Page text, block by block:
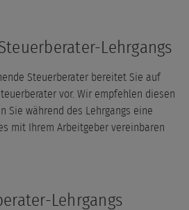
Lehrgangs
Steuerberater bereitet Sie auf
vor. Wir empfehlen diesen
Sie während des Lehrgangs eine
mit Ihrem Arbeitgeber vereinbaren
Lehrgangs